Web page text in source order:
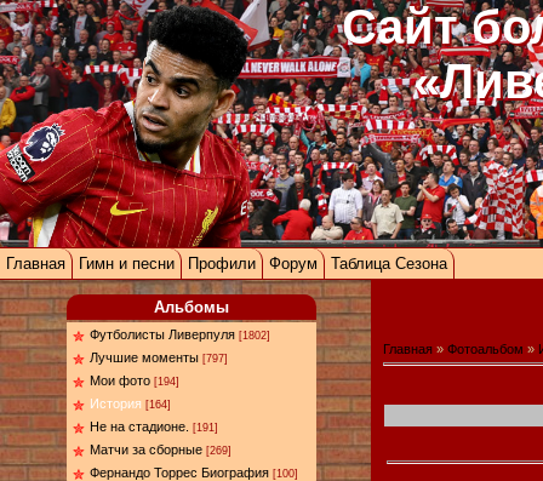
Сайт
Главная Гимн и песни Профили Форум Таблица Сезона
Альбомы
Футболисты Ливерпуля [1802]
Лучшие моменты [797]
Мои фото [194]
История [164]
Не на стадионе. [191]
Матчи за сборные [269]
Фернандо Торрес Биография [100]
Главная » Фотоальбом »